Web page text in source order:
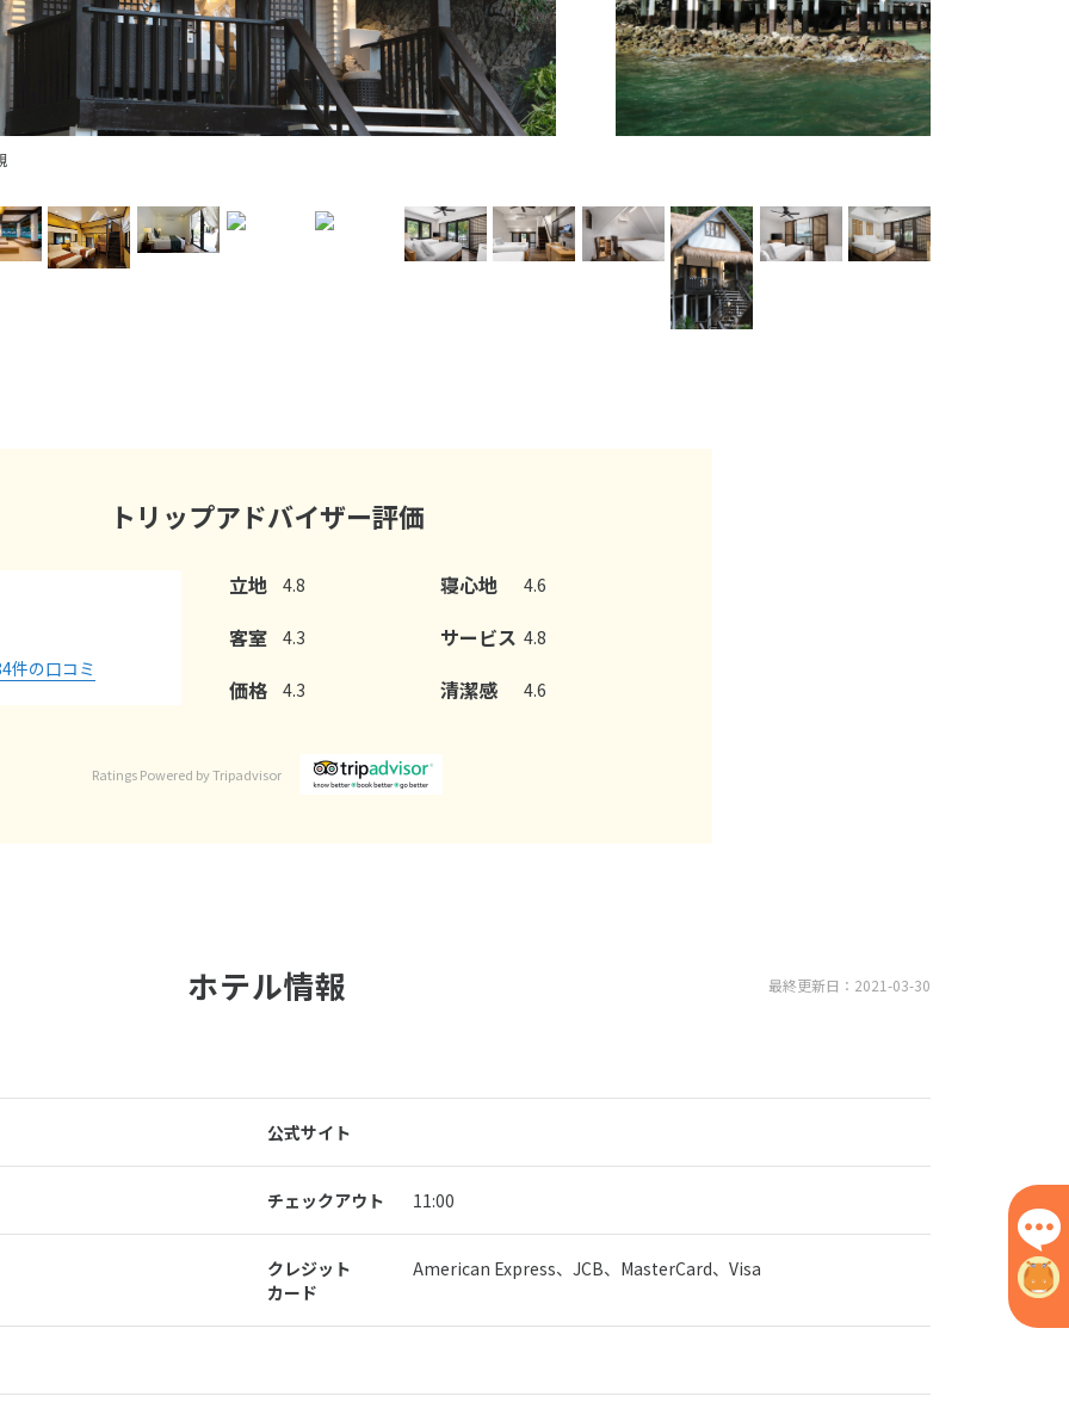
トリップアドバイザー評価
件の口コミ
立地 4.8 寝心地 4.6
客室 4.3 サービス 4.8
価格 4.3 清潔感 4.6
Ratings Powered by Tripadvisor
最終更新日：2021-03-30
ホテル情報
公式サイト
チェックアウト 11:00
クレジット
カード
American Express、JCB、MasterCard、Visa